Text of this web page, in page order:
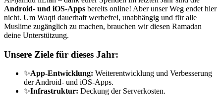
Android- und iOS-Apps bereits online! Aber unser Weg endet hier
nicht. Um Waqti dauerhaft werbefrei, unabhängig und für alle
Muslime zugänglich zu machen, brauchen wir diesen Ramadan
deine Unterstützung.
Unsere Ziele für dieses Jahr:
✨App-Entwicklung: Weiterentwicklung und Verbesserung
der Android- und iOS-Apps.
✨Infrastruktur: Deckung der Serverkosten.